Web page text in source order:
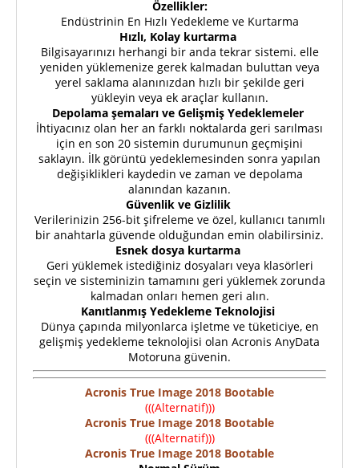
Özellikler:
Endüstrinin En Hızlı Yedekleme ve Kurtarma
Hızlı, Kolay kurtarma
Bilgisayarınızı herhangi bir anda tekrar sistemi. elle
yeniden yüklemenize gerek kalmadan buluttan veya
yerel saklama alanınızdan hızlı bir şekilde geri
yükleyin veya ek araçlar kullanın.
Depolama şemaları ve Gelişmiş Yedeklemeler
İhtiyacınız olan her an farklı noktalarda geri sarılması
için en son 20 sistemin durumunun geçmişini
saklayın. İlk görüntü yedeklemesinden sonra yapılan
değişiklikleri kaydedin ve zaman ve depolama
alanından kazanın.
Güvenlik ve Gizlilik
Verilerinizin 256-bit şifreleme ve özel, kullanıcı tanımlı
bir anahtarla güvende olduğundan emin olabilirsiniz.
Esnek dosya kurtarma
Geri yüklemek istediğiniz dosyaları veya klasörleri
seçin ve sisteminizin tamamını geri yüklemek zorunda
kalmadan onları hemen geri alın.
Kanıtlanmış Yedekleme Teknolojisi
Dünya çapında milyonlarca işletme ve tüketiciye, en
gelişmiş yedekleme teknolojisi olan Acronis AnyData
Motoruna güvenin.
Acronis True Image 2018 Bootable
(((Alternatif)))
Acronis True Image 2018 Bootable
(((Alternatif)))
Acronis True Image 2018 Bootable